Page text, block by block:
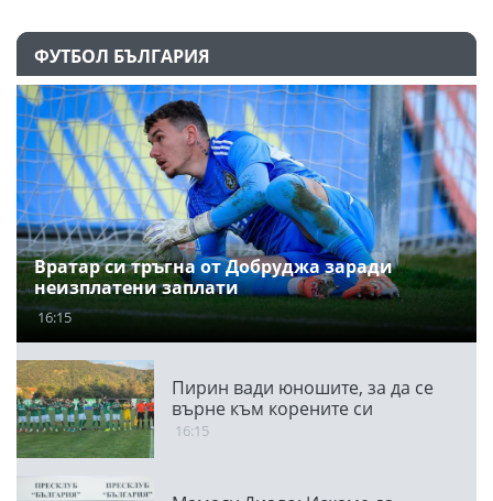
ФУТБОЛ БЪЛГАРИЯ
Вратар си тръгна от Добруджа заради
неизплатени заплати
16:15
Пирин вади юношите, за да се
върне към корените си
16:15